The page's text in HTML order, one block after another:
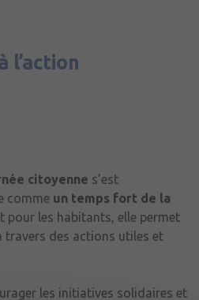
l’action
citoyenne s’est
comme un temps fort de la
pour les habitants, elle permet
travers des actions utiles et
les initiatives solidaires et